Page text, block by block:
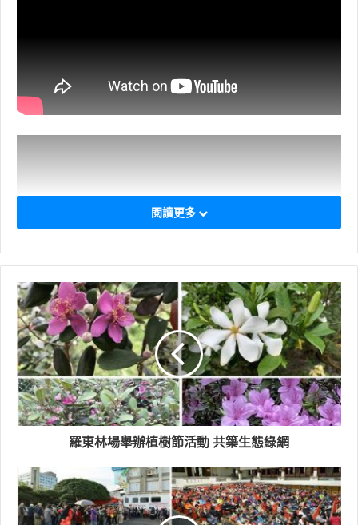
閱讀更多
羅東林場舉辦植樹節活動 共築生態綠網